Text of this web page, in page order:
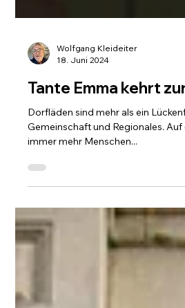
Wolfgang Kleideiter
18. Juni 2024
Tante Emma kehrt
Dorfläden sind mehr als ein
immer mehr Menschen...